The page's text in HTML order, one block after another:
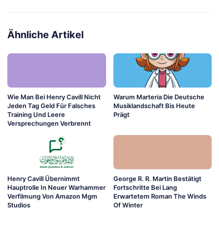
Ähnliche Artikel
Wie Man Bei Henry Cavill Nicht
Jeden Tag Geld Für Falsches
Training Und Leere
Versprechungen Verbrennt
Warum Marteria Die Deutsche
Musiklandschaft Bis Heute
Prägt
Henry Cavill Übernimmt
Hauptrolle In Neuer Warhammer
Verfilmung Von Amazon Mgm
Studios
George R. R. Martin Bestätigt
Fortschritte Bei Lang
Erwartetem Roman The Winds
Of Winter